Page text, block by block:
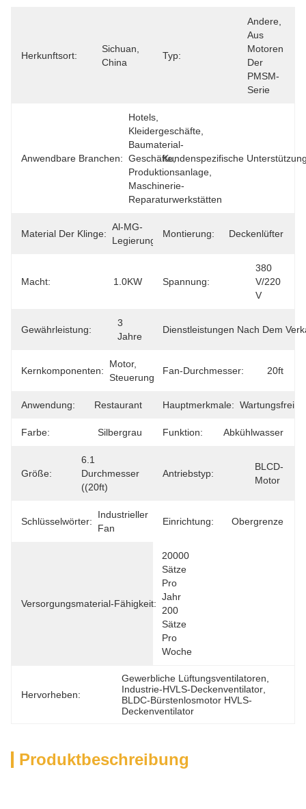
Herkunftsort:
Sichuan,
China
Typ:
Andere,
Aus
Motoren
Der
PMSM-
Serie
Anwendbare Branchen:
Hotels,
Kleidergeschäfte,
Baumaterial-
Geschäfte,
Produktionsanlage,
Maschinerie-
Reparaturwerkstätten
Kundenspezifische
Material Der Klinge:
Al-MG-
Legierung
Montierung: Deckenlüfter
Macht: 1.0KW Spannung:
380
V/220
V
Gewährleistung:
3
Jahre
Dienstleistungen Nach Dem
Kernkomponenten:
Motor,
Steuerung
Fan-Durchmesser: 20ft
Anwendung: Restaurant Hauptmerkmale: Wartungsfrei
Farbe: Silbergrau Funktion: Abkühlwasser
Größe:
6.1
Durchmesser
((20ft)
Antriebstyp:
BLCD-
Motor
Schlüsselwörter:
Industrieller
Fan
Einrichtung: Obergrenze
Versorgungsmaterial-Fähigkeit:
20000
Sätze
Pro
Jahr
200
Sätze
Pro
Woche
Hervorheben:
Gewerbliche Lüftungsventilatoren
Industrie-HVLS-Deckenventilator
BLDC-Bürstenlosmotor HVLS-
Deckenventilator
Produktbeschreibung